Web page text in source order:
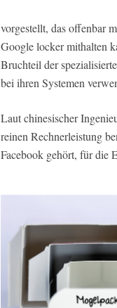
vorgestellt, das offenbar
Google locker mithalten
Bruchteil der
bei ihren Systemen
Laut chinesischer
reinen Rechnerleistung
Facebook gehört, für die